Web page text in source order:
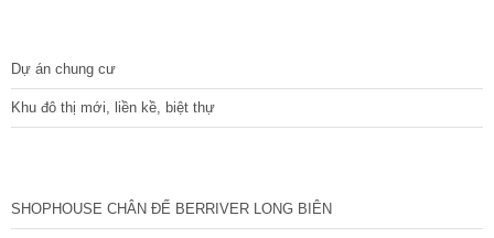
Dự án chung cư
Khu đô thị mới, liền kề, biệt thự
SHOPHOUSE CHÂN ĐẾ BERRIVER LONG BIÊN